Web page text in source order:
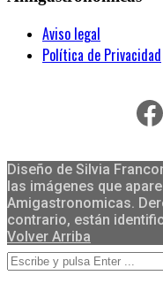
Aviso legal
Política de Privacidad
Diseño de Silvia
las imágenes que
Amigastronomicas.
contrario, están
Volver Arriba
Search
for: